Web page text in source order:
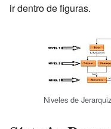
ir dentro de figuras.
Niveles de